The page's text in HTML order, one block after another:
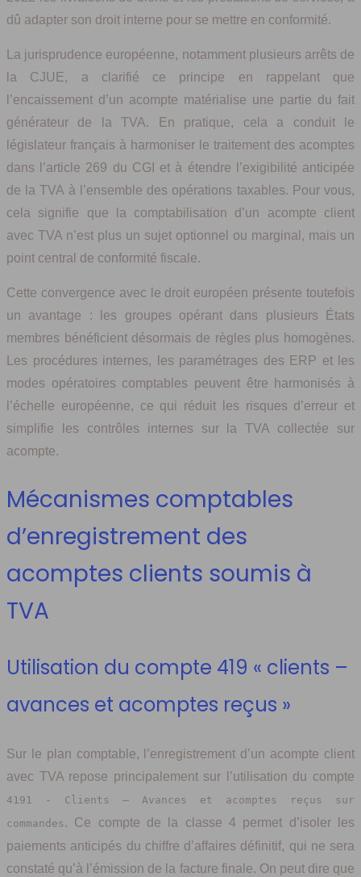
dû adapter son droit interne pour se mettre en conformité.
La jurisprudence européenne, notamment plusieurs arrêts de
la CJUE, a clarifié ce principe en rappelant que
l’encaissement d’un acompte matérialise une partie du fait
générateur de la TVA. En pratique, cela a conduit le
législateur français à harmoniser le traitement des acomptes
dans l’article 269 du CGI et à étendre l’exigibilité anticipée
de la TVA à l’ensemble des opérations taxables. Pour vous,
cela signifie que la comptabilisation d’un acompte client
avec TVA n’est plus un sujet optionnel ou marginal, mais un
point central de conformité fiscale.
Cette convergence avec le droit européen présente toutefois
un avantage : les groupes opérant dans plusieurs États
membres bénéficient désormais de règles plus homogènes.
Les procédures internes, les paramétrages des ERP et les
modes opératoires comptables peuvent être harmonisés à
l’échelle européenne, ce qui réduit les risques d’erreur et
simplifie les contrôles internes sur la TVA collectée sur
acompte.
Mécanismes comptables
d’enregistrement des
acomptes clients soumis à
TVA
Utilisation du compte 419 « clients –
avances et acomptes reçus »
Sur le plan comptable, l’enregistrement d’un acompte client
avec TVA repose principalement sur l’utilisation du compte
4191 - Clients – Avances et acomptes reçus sur
commandes . Ce compte de la classe 4 permet d’isoler les
paiements anticipés du chiffre d’affaires définitif, qui ne sera
constaté qu’à l’émission de la facture finale. On peut dire que